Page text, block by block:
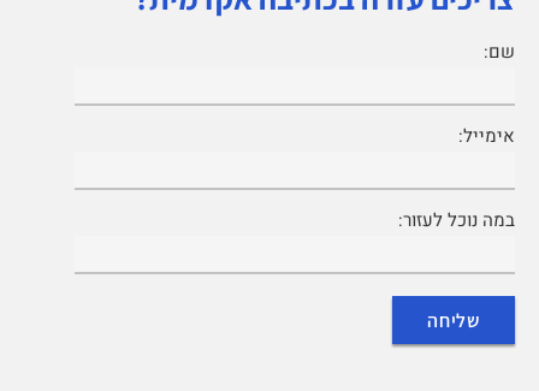
שם:
אימייל:
במה נוכל לעזור: